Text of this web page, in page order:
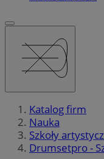
Katalog firm
Nauka
Szkoły
Drumsetpro -